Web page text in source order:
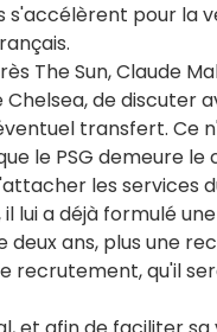
s'accélèrent pour la
The Sun, Claude
Chelsea, de discuter
transfert. Ce
le PSG demeure le
les services
lui a déjà formulé
ans, plus une
recrutement, qu'il